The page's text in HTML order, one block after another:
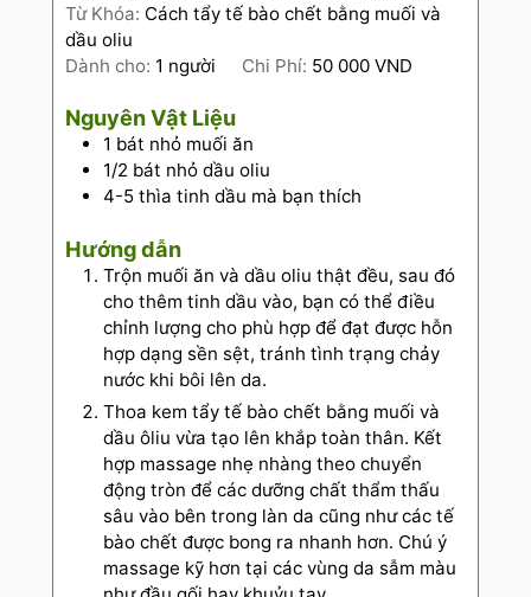
Từ Khóa: Cách tẩy tế bào chết bằng muối và
dầu oliu
Dành cho: 1 người Chi Phí: 50 000 VND
Nguyên Vật Liệu
1 bát nhỏ muối ăn
1/2 bát nhỏ dầu oliu
4-5 thìa tinh dầu mà bạn thích
Hướng dẫn
Trộn muối ăn và dầu oliu thật đều, sau đó
cho thêm tinh dầu vào, bạn có thể điều
chỉnh lượng cho phù hợp để đạt được hỗn
hợp dạng sền sệt, tránh tình trạng chảy
nước khi bôi lên da.
Thoa kem tẩy tế bào chết bằng muối và
dầu ôliu vừa tạo lên khắp toàn thân. Kết
hợp massage nhẹ nhàng theo chuyển
động tròn để các dưỡng chất thẩm thấu
sâu vào bên trong làn da cũng như các tế
bào chết được bong ra nhanh hơn. Chú ý
massage kỹ hơn tại các vùng da sẫm màu